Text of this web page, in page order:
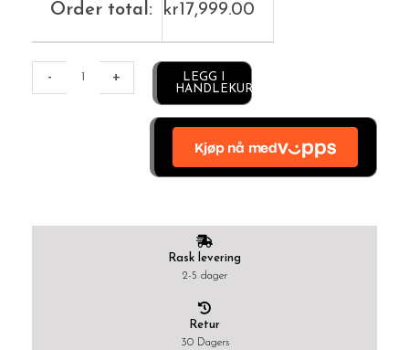
Order total: kr 17,999.00
- +
LEGG I
HANDLEKURV
Rask levering
2-5 dager
Retur
30 Dagers